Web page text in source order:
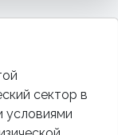
сектор в
условиями